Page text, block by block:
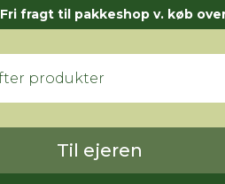
Fri fragt til pakkeshop v. køb
Til ejeren